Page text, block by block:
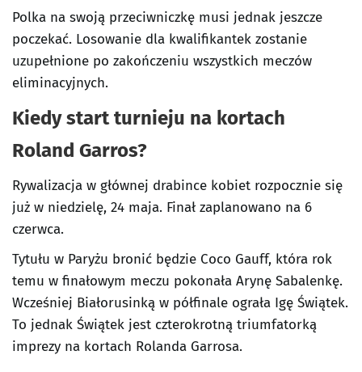
Polka na swoją przeciwniczkę musi jednak jeszcze
poczekać. Losowanie dla kwalifikantek zostanie
uzupełnione po zakończeniu wszystkich meczów
eliminacyjnych.
Kiedy start turnieju na kortach
Roland Garros?
Rywalizacja w głównej drabince kobiet rozpocznie się
już w niedzielę, 24 maja. Finał zaplanowano na 6
czerwca.
Tytułu w Paryżu bronić będzie Coco Gauff, która rok
temu w finałowym meczu pokonała Arynę Sabalenkę.
Wcześniej Białorusinką w półfinale ograła Igę Świątek.
To jednak Świątek jest czterokrotną triumfatorką
imprezy na kortach Rolanda Garrosa.